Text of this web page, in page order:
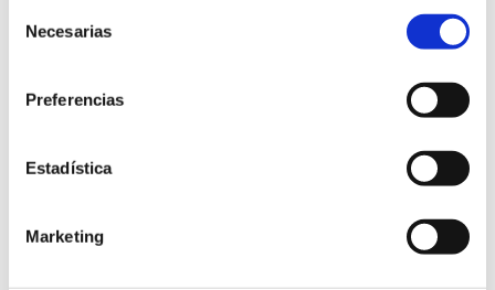
Necesarias
Preferencias
Estadística
Marketing
Mayo 2024